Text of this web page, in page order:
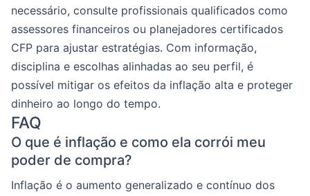
necessário, consulte profissionais qualificados como
assessores financeiros ou planejadores certificados
CFP para ajustar estratégias. Com informação,
disciplina e escolhas alinhadas ao seu perfil, é
possível mitigar os efeitos da inflação alta e proteger
dinheiro ao longo do tempo.
FAQ
O que é inflação e como ela corrói meu
poder de compra?
Inflação é o aumento generalizado e contínuo dos